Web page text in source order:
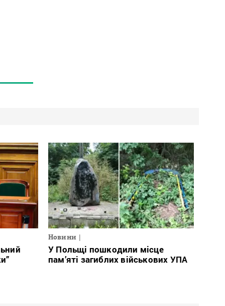
Новини
У Польщі пошкодили місце
пам’яті загиблих військових УПА